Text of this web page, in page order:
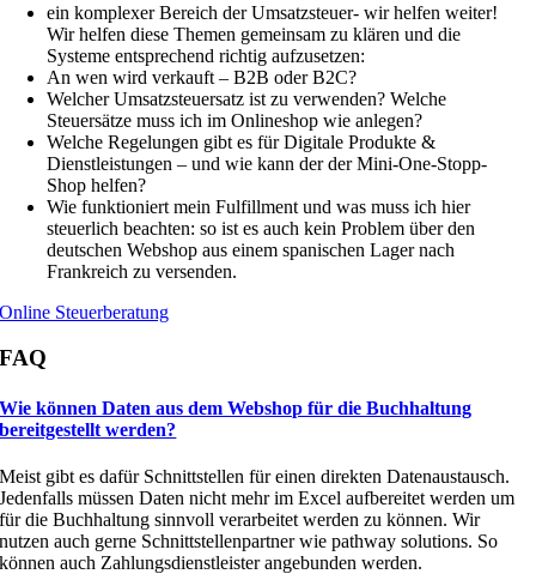
ein komplexer Bereich der Umsatzsteuer- wir helfen weiter!
Wir helfen diese Themen gemeinsam zu klären und die
Systeme entsprechend richtig aufzusetzen:
An wen wird verkauft – B2B oder B2C?
Welcher Umsatzsteuersatz ist zu verwenden? Welche
Steuersätze muss ich im Onlineshop wie anlegen?
Welche Regelungen gibt es für Digitale Produkte &
Dienstleistungen – und wie kann der der Mini-One-Stopp-
Shop helfen?
Wie funktioniert mein Fulfillment und was muss ich hier
steuerlich beachten: so ist es auch kein Problem über den
deutschen Webshop aus einem spanischen Lager nach
Frankreich zu versenden.
Online Steuerberatung
FAQ
Wie können Daten aus dem Webshop für die Buchhaltung
bereitgestellt werden?
Meist gibt es dafür Schnittstellen für einen direkten Datenaustausch.
Jedenfalls müssen Daten nicht mehr im Excel aufbereitet werden um
für die Buchhaltung sinnvoll verarbeitet werden zu können. Wir
nutzen auch gerne Schnittstellenpartner wiepathway solutions. So
können auch Zahlungsdienstleister angebunden werden.